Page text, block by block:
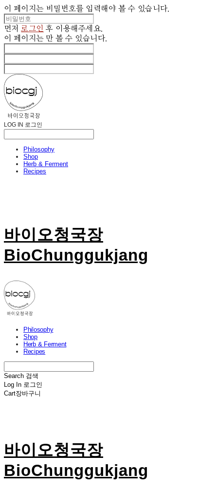
이 페이지는 비밀번호를 입력해야 볼 수 있습니다.
먼저 로그인 후 이용해주세요.
이 페이지는만 볼 수 있습니다.
LOG IN 로그인
Philosophy
Shop
Herb & Ferment
Recipes
바이오청국장
BioChunggukjang
Philosophy
Shop
Herb & Ferment
Recipes
Search 검색
Log In 로그인
Cart장바구니
바이오청국장
BioChunggukjang